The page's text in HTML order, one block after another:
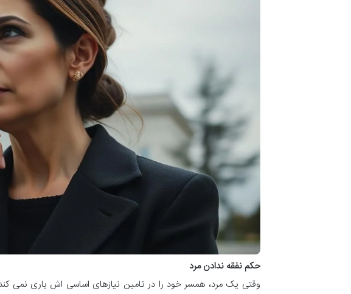
حکم نفقه ندادن مرد
وقتی یک مرد، همسر خود را در تامین نیازهای اساسی اش یاری نمی